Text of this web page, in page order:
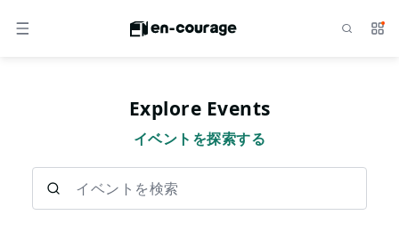
メニュー サ
Explore Events
イベントを探索する